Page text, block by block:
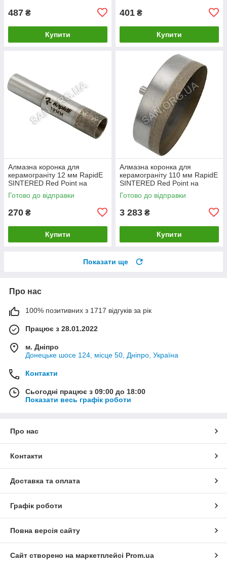
487 ₴
Купити
401 ₴
Купити
Алмазна коронка для
керамограніту 12 мм RapidE
SINTERED Red Point на
Дриль
Готово до відправки
270 ₴
Купити
Алмазна коронка для
керамограніту 110 мм RapidE
SINTERED Red Point на
Дриль
Готово до відправки
3 283 ₴
Купити
Показати ще
Про нас
100% позитивних з 1717 відгуків за рік
Працює з 28.01.2022
м. Дніпро
Донецьке шосе 124, місце 50, Дніпро, Україна
Контакти
Сьогодні працює з 09:00 до 18:00
Показати весь графік роботи
Про нас
Контакти
Доставка та оплата
Графік роботи
Повна версія сайту
Сайт створено на маркетплейсі Prom.ua